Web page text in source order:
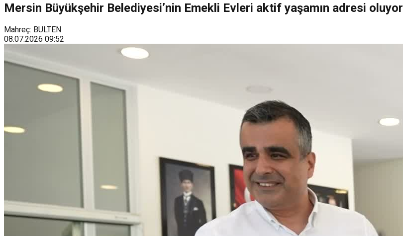
Mersin Büyükşehir Belediyesi’nin Emekli Evleri aktif yaşamın adresi oluyor
Mahreç: BULTEN
08.07.2026 09:52